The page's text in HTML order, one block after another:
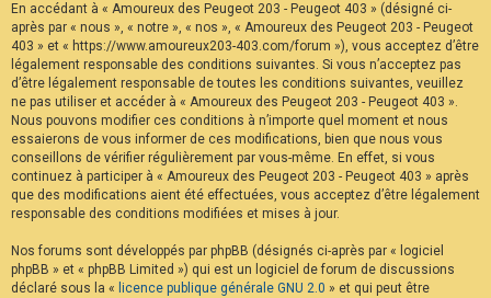
En accédant à « Amoureux des Peugeot 203 - Peugeot 403 » (désigné ci-
après par « nous », « notre », « nos », « Amoureux des Peugeot 203 - Peugeot
403 » et « https://www.amoureux203-403.com/forum »), vous acceptez d’être
légalement responsable des conditions suivantes. Si vous n’acceptez pas
d’être légalement responsable de toutes les conditions suivantes, veuillez
ne pas utiliser et accéder à « Amoureux des Peugeot 203 - Peugeot 403 ».
Nous pouvons modifier ces conditions à n’importe quel moment et nous
essaierons de vous informer de ces modifications, bien que nous vous
conseillons de vérifier régulièrement par vous-même. En effet, si vous
continuez à participer à « Amoureux des Peugeot 203 - Peugeot 403 » après
que des modifications aient été effectuées, vous acceptez d’être légalement
responsable des conditions modifiées et mises à jour.
Nos forums sont développés par phpBB (désignés ci-après par « logiciel
phpBB » et « phpBB Limited ») qui est un logiciel de forum de discussions
déclaré sous la « licence publique générale GNU 2.0 » et qui peut être